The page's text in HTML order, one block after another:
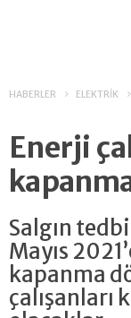
HABERLER ELEKTRİK
Enerji
Salgın
Mayıs
kapanma
çalışanları